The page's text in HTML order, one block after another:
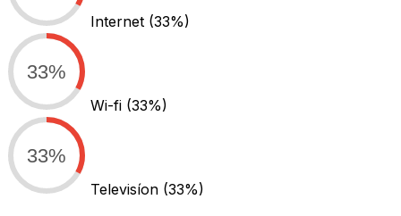
Internet (33%)
33%
Wi-fi (33%)
33%
Televisíon (33%)